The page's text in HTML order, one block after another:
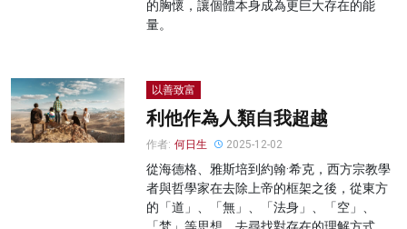
的胸懷，讓個體本身成為更巨大存在的能
量。
以善致富
利他作為人類自我超越
作者: 何日生 2025-12-02
從海德格、雅斯培到約翰·希克，西方宗教學
者與哲學家在去除上帝的框架之後，從東方
的「道」、「無」、「法身」、「空」、